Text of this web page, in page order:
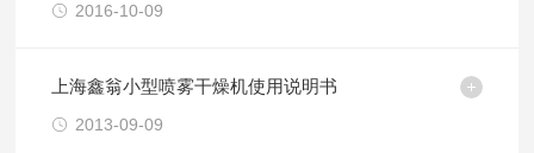
2016-10-09
上海鑫翁小型喷雾干燥机使用说明书
2013-09-09